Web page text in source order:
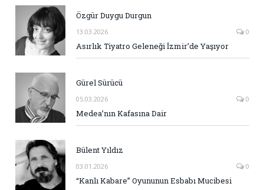
Özgür Duygu Durgun
13.03.2026 0
Asırlık Tiyatro Geleneği İzmir’de Yaşıyor
Gürel Sürücü
05.03.2026 0
Medea’nın Kafasına Dair
Bülent Yıldız
03.01.2026 0
“Kanlı Kabare” Oyununun Esbabı Mucibesi